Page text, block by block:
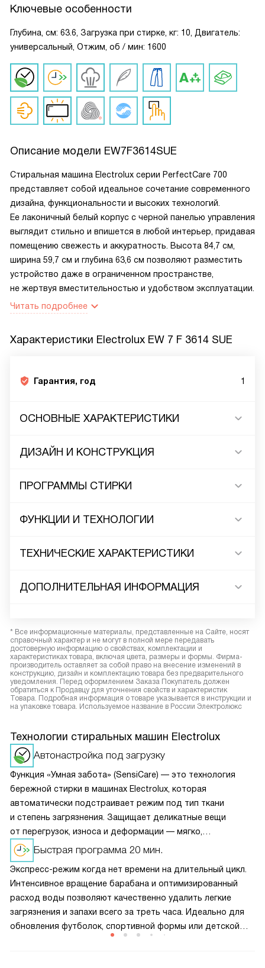
Ключевые особенности
Глубина, см: 63.6, Загрузка при стирке, кг: 10, Двигатель:
универсальный, Отжим, об / мин: 1600
Описание модели EW7F3614SUE
Стиральная машина Electrolux серии PerfectCare 700
представляет собой идеальное сочетание современного
дизайна, функциональности и высоких технологий.
Ее лаконичный белый корпус с черной панелью управления
выглядит стильно и впишется в любой интерьер, придавая
помещению свежесть и аккуратность. Высота 84,7 см,
ширина 59,7 см и глубина 63,6 см позволяют разместить
устройство даже в ограниченном пространстве,
не жертвуя вместительностью и удобством эксплуатации.
Читать подробнее
Характеристики Electrolux EW 7 F 3614 SUE
Гарантия, год 1
ОСНОВНЫЕ ХАРАКТЕРИСТИКИ
ДИЗАЙН И КОНСТРУКЦИЯ
ПРОГРАММЫ СТИРКИ
ФУНКЦИИ И ТЕХНОЛОГИИ
ТЕХНИЧЕСКИЕ ХАРАКТЕРИСТИКИ
ДОПОЛНИТЕЛЬНАЯ ИНФОРМАЦИЯ
* Все информационные материалы, представленные на Сайте, носят
справочный характер и не могут в полной мере передавать
достоверную информацию о свойствах, комплектации и
характеристиках товара, включая цвета, размеры и формы. Фирма-
производитель оставляет за собой право на внесение изменений в
конструкцию, дизайн и комплектацию товара без предварительного
уведомления. Перед оформлением Заказа Покупатель должен
обратиться к Продавцу для уточнения свойств и характеристик
Товара. Подробная информация о товаре указывается в инструкции и
на упаковке товара. Используемое название в России Электролюкс
Технологии стиральных машин Electrolux
Автонастройка под загрузку
Функция «Умная забота» (SensiCare) — это технология
бережной стирки в машинах Electrolux, которая
автоматически подстраивает режим под тип ткани
и степень загрязнения. Защищает деликатные вещи
от перегрузок, износа и деформации — мягко,
но эффективно. Идеально для шерсти, шёлка, кружев или
детской одежды.
Быстрая программа 20 мин.
Экспресс-режим когда нет времени на длительный цикл.
Интенсивное вращение барабана и оптимизированный
расход воды позволяют качественно удалить легкие
загрязнения и запахи всего за треть часа. Идеально для
обновления футболок, спортивной формы или детской